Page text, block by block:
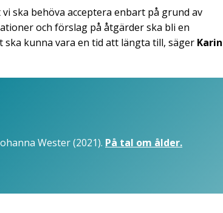
ska behöva acceptera enbart på grund av
och förslag på åtgärder ska bli en
kunna vara en tid att längta till, säger Karin
Wester (2021). På tal om ålder.